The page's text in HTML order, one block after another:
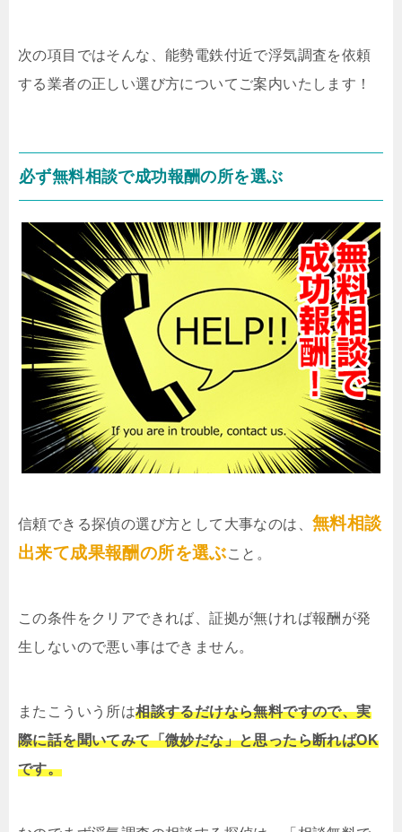
次の項目ではそんな、能勢電鉄付近で浮気調査を依頼
する業者の正しい選び方についてご案内いたします！
必ず無料相談で成功報酬の所を選ぶ
信頼できる探偵の選び方として大事なのは、 無料相談
出来て成果報酬の所を選ぶこと。
この条件をクリアできれば、証拠が無ければ報酬が発
生しないので悪い事はできません。
またこういう所は相談するだけなら無料ですので、実
際に話を聞いてみて「微妙だな」と思ったら断ればOK
です。